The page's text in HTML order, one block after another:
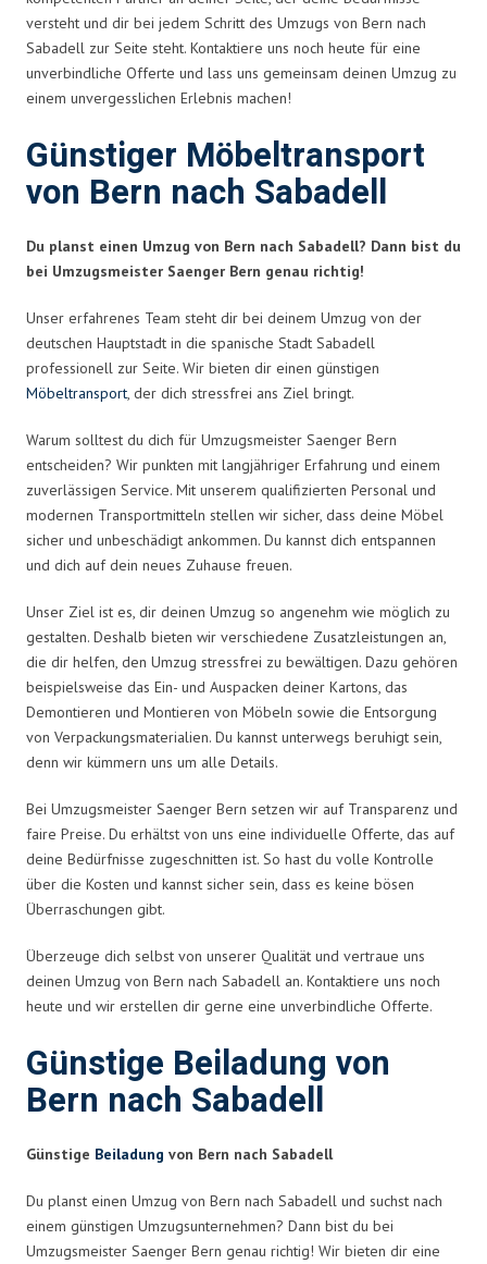
versteht und dir bei jedem Schritt des Umzugs von Bern nach
Sabadell zur Seite steht. Kontaktiere uns noch heute für eine
unverbindliche Offerte und lass uns gemeinsam deinen Umzug zu
einem unvergesslichen Erlebnis machen!
Günstiger Möbeltransport
von Bern nach Sabadell
Du planst einen Umzug von Bern nach Sabadell? Dann bist du
bei Umzugsmeister Saenger Bern genau richtig!
Unser erfahrenes Team steht dir bei deinem Umzug von der
deutschen Hauptstadt in die spanische Stadt Sabadell
professionell zur Seite. Wir bieten dir einen günstigen
Möbeltransport, der dich stressfrei ans Ziel bringt.
Warum solltest du dich für Umzugsmeister Saenger Bern
entscheiden? Wir punkten mit langjähriger Erfahrung und einem
zuverlässigen Service. Mit unserem qualifizierten Personal und
modernen Transportmitteln stellen wir sicher, dass deine Möbel
sicher und unbeschädigt ankommen. Du kannst dich entspannen
und dich auf dein neues Zuhause freuen.
Unser Ziel ist es, dir deinen Umzug so angenehm wie möglich zu
gestalten. Deshalb bieten wir verschiedene Zusatzleistungen an,
die dir helfen, den Umzug stressfrei zu bewältigen. Dazu gehören
beispielsweise das Ein- und Auspacken deiner Kartons, das
Demontieren und Montieren von Möbeln sowie die Entsorgung
von Verpackungsmaterialien. Du kannst unterwegs beruhigt sein,
denn wir kümmern uns um alle Details.
Bei Umzugsmeister Saenger Bern setzen wir auf Transparenz und
faire Preise. Du erhältst von uns eine individuelle Offerte, das auf
deine Bedürfnisse zugeschnitten ist. So hast du volle Kontrolle
über die Kosten und kannst sicher sein, dass es keine bösen
Überraschungen gibt.
Überzeuge dich selbst von unserer Qualität und vertraue uns
deinen Umzug von Bern nach Sabadell an. Kontaktiere uns noch
heute und wir erstellen dir gerne eine unverbindliche Offerte.
Günstige Beiladung von
Bern nach Sabadell
Günstige Beiladung von Bern nach Sabadell
Du planst einen Umzug von Bern nach Sabadell und suchst nach
einem günstigen Umzugsunternehmen? Dann bist du bei
Umzugsmeister Saenger Bern genau richtig! Wir bieten dir eine